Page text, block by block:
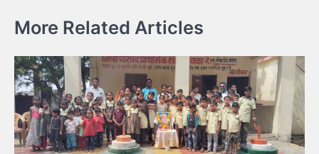
More Related Articles